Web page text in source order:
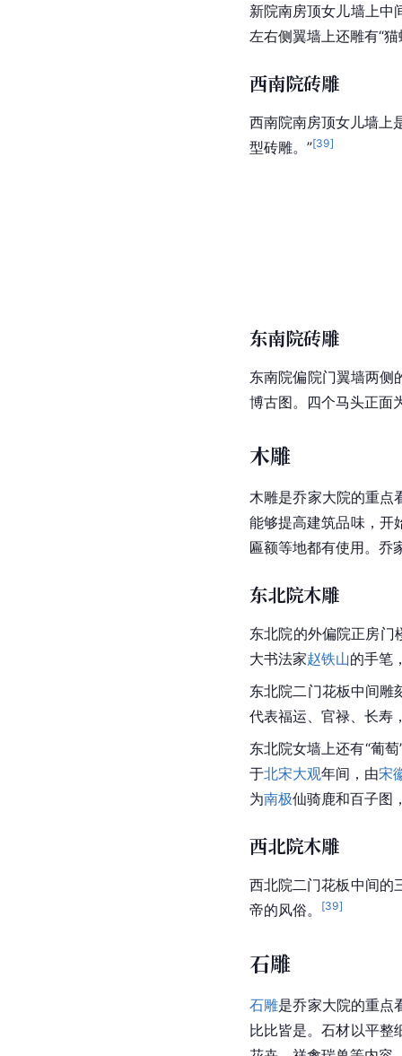
新院南房顶女儿墙上中
左右侧翼墙上还雕有“猫
西南院砖雕
西南院南房顶女儿墙上
型砖雕。”[39]
东南院砖雕
东南院偏院门翼墙两侧
博古图。四个马头正面
木雕
木雕是乔家大院的重点
能够提高建筑品味，开
匾额等地都有使用。乔
东北院木雕
东北院的外偏院正房门
大书法家赵铁山的手笔
东北院二门花板中间雕
代表福运、官禄、长寿
东北院女墙上还有“葡
于北宋大观年间，由宋
为南极仙骑鹿和百子图
西北院木雕
西北院二门花板中间的
帝的风俗。
[39]
石雕
石雕是乔家大院的重点
比比皆是。石材以平整